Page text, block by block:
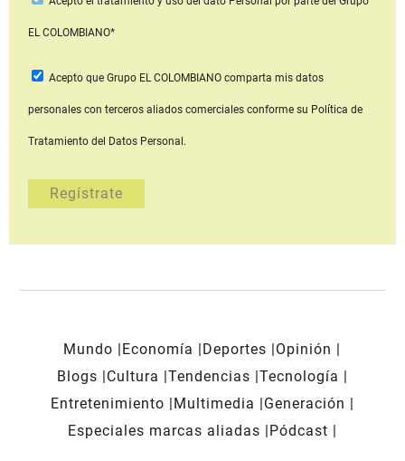
EL COLOMBIANO*
Acepto que Grupo EL COLOMBIANOcomparta mis datos
personales con terceros aliados comerciales conforme su Política de
Tratamiento del Datos Personal.
Mundo Economía Deportes
Opinión
Blogs
Cultura Tendencias Tecnología
Entretenimiento
Multimedia
Generación
Especiales marcas aliadas
Pódcast